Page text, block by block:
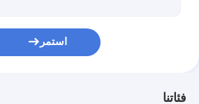
استمر
فئاتنا